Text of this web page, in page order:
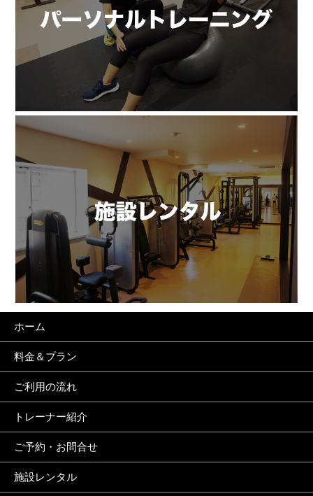
ホーム
料金＆プラン
ご利用の流れ
トレーナー紹介
ご予約・お問合せ
施設レンタル